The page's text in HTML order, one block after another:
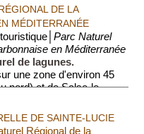
DE LA
MÉDITERRANÉE
Parc Naturel
en Méditerranée
de lagunes.
une zone d'environ 45
nord) et de Salse-le-
les points ...
DE SAINTE-LUCIE
Régional de la